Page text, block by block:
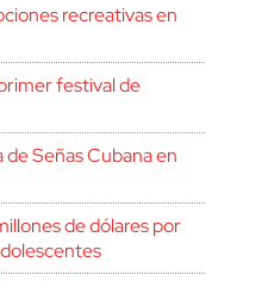
recreativas en
festival de
Señas Cubana en
de dólares por